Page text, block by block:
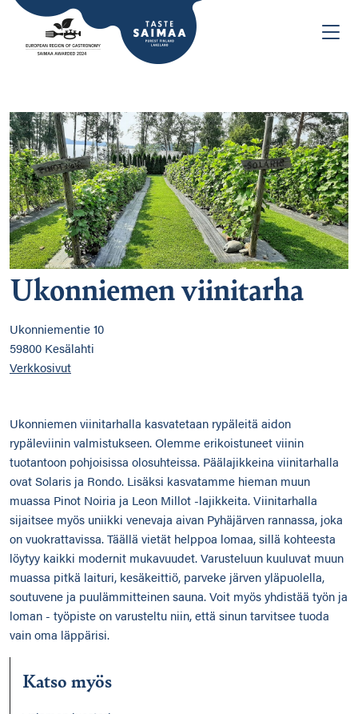
Ukonniemen viinitarha
Ukonniementie 10
59800 Kesälahti
Verkkosivut
Ukonniemen viinitarhalla kasvatetaan rypäleitä aidon
rypäleviinin valmistukseen. Olemme erikoistuneet viinin
tuotantoon pohjoisissa olosuhteissa. Päälajikkeina viinitarhalla
ovat Solaris ja Rondo. Lisäksi kasvatamme hieman muun
muassa Pinot Noiria ja Leon Millot -lajikkeita. Viinitarhalla
sijaitsee myös uniikki venevaja aivan Pyhäjärven rannassa, joka
on vuokrattavissa. Täällä vietät helppoa lomaa, sillä kohteesta
löytyy kaikki modernit mukavuudet. Varusteluun kuuluvat muun
muassa pitkä laituri, kesäkeittiö, parveke järven yläpuolella,
soutuvene ja puulämmitteinen sauna. Voit myös yhdistää työn ja
loman - työpiste on varusteltu niin, että sinun tarvitsee tuoda
vain oma läppärisi.
Katso myös